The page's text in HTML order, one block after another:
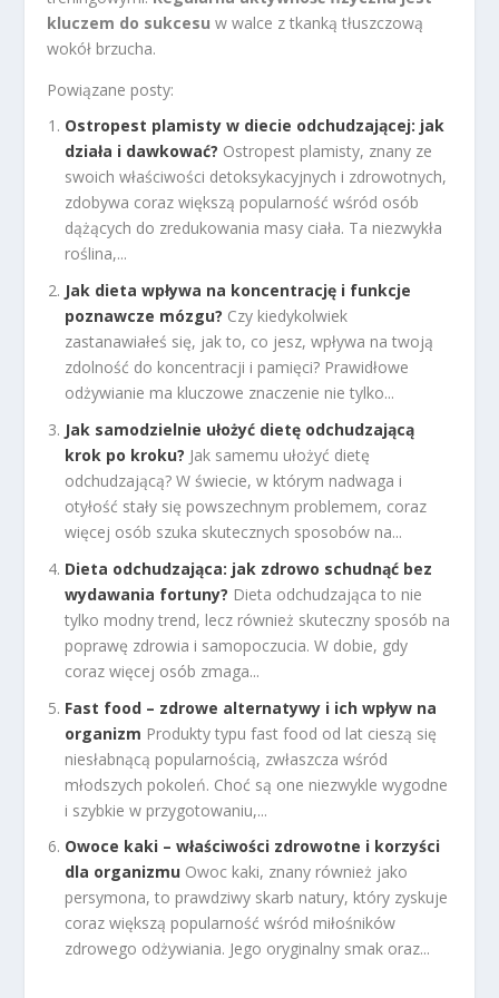
kluczem do sukcesu w walce z tkanką tłuszczową
wokół brzucha.
Powiązane posty:
Ostropest plamisty w diecie odchudzającej: jak
działa i dawkować? Ostropest plamisty, znany ze
swoich właściwości detoksykacyjnych i zdrowotnych,
zdobywa coraz większą popularność wśród osób
dążących do zredukowania masy ciała. Ta niezwykła
roślina,...
Jak dieta wpływa na koncentrację i funkcje
poznawcze mózgu? Czy kiedykolwiek
zastanawiałeś się, jak to, co jesz, wpływa na twoją
zdolność do koncentracji i pamięci? Prawidłowe
odżywianie ma kluczowe znaczenie nie tylko...
Jak samodzielnie ułożyć dietę odchudzającą
krok po kroku? Jak samemu ułożyć dietę
odchudzającą? W świecie, w którym nadwaga i
otyłość stały się powszechnym problemem, coraz
więcej osób szuka skutecznych sposobów na...
Dieta odchudzająca: jak zdrowo schudnąć bez
wydawania fortuny? Dieta odchudzająca to nie
tylko modny trend, lecz również skuteczny sposób na
poprawę zdrowia i samopoczucia. W dobie, gdy
coraz więcej osób zmaga...
Fast food – zdrowe alternatywy i ich wpływ na
organizm Produkty typu fast food od lat cieszą się
niesłabnącą popularnością, zwłaszcza wśród
młodszych pokoleń. Choć są one niezwykle wygodne
i szybkie w przygotowaniu,...
Owoce kaki – właściwości zdrowotne i korzyści
dla organizmu Owoc kaki, znany również jako
persymona, to prawdziwy skarb natury, który zyskuje
coraz większą popularność wśród miłośników
zdrowego odżywiania. Jego oryginalny smak oraz...